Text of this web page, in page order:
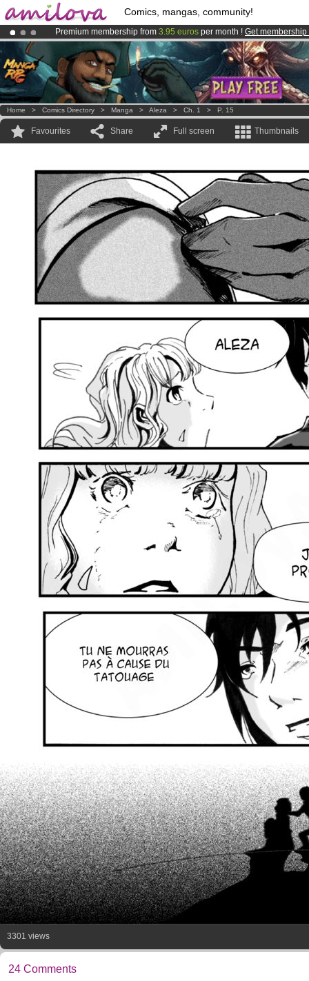
Comics, mangas, community!
Premium membership from 3.95 euros per month ! Get membership
Already 134393membersand 1208comics & mangas!.
AmilovaKickstarter is now LIVE!.
Home > Comics Directory > Manga > Aleza > Ch. 1 > P. 15
Favourites Share Full screen Thumbnails
3301 views
24 Comments